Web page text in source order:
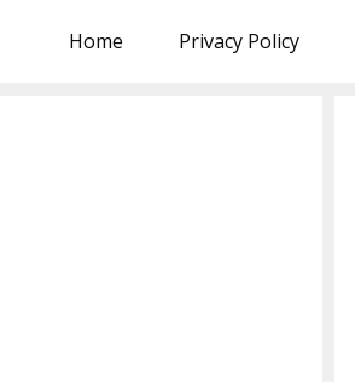
Home Privacy Policy